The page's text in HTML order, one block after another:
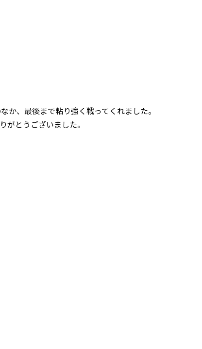
、最後まで粘り強く戦ってくれました。
とうございました。